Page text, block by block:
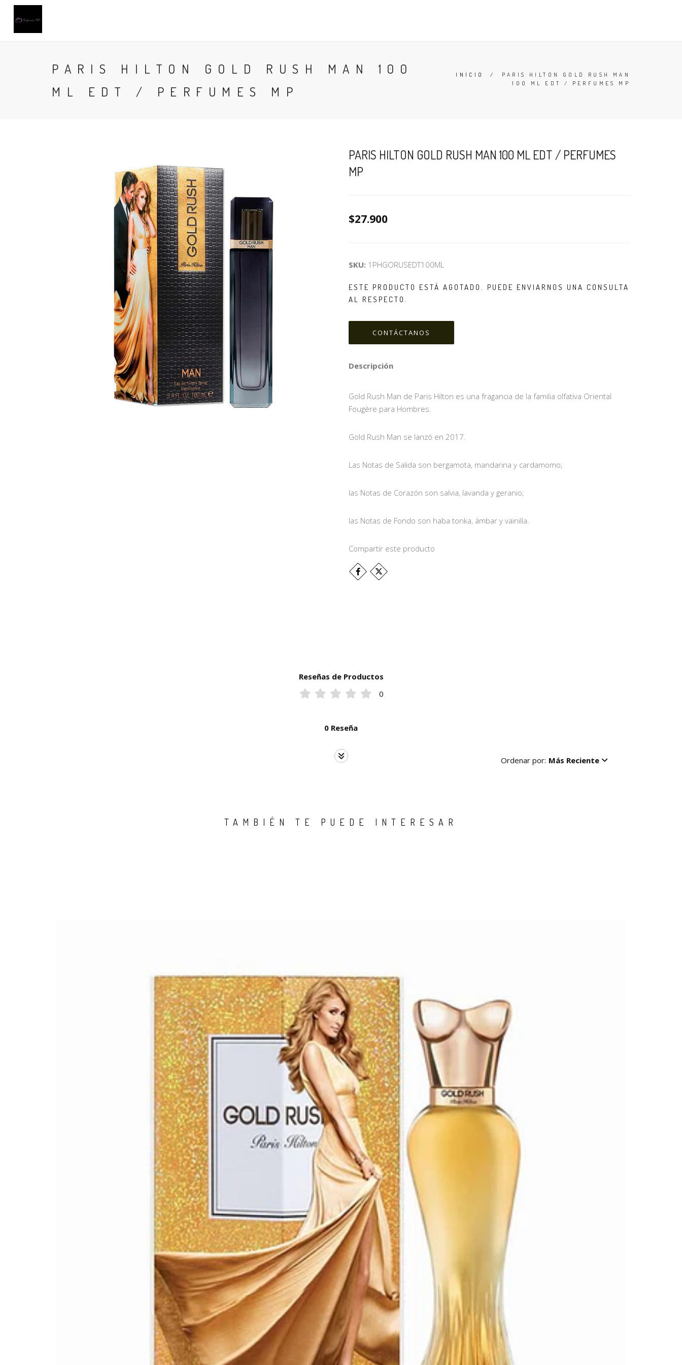
PARIS HILTON GOLD RUSH MAN 100
ML EDT / PERFUMES MP
INICIO /
PARIS HILTON GOLD RUSH MAN
100 ML EDT / PERFUMES MP
PARIS HILTON GOLD RUSH MAN 100 ML EDT / PERFUMES
MP
$27.900
SKU: 1PHGORUSEDT100ML
ESTE PRODUCTO ESTÁ AGOTADO. PUEDE ENVIARNOS UNA CONSULTA
AL RESPECTO.
CONTÁCTANOS
Descripción
Gold Rush Man de Paris Hilton es una fragancia de la familia olfativa Oriental
Fougère para Hombres.
Gold Rush Man se lanzó en 2017.
Las Notas de Salida son bergamota, mandarina y cardamomo;
las Notas de Corazón son salvia, lavanda y geranio;
las Notas de Fondo son haba tonka, ámbar y vainilla.
Compartir este producto
Reseñas de Productos
0
0 Reseña
Ordenar por: Más Reciente
TAMBIÉN TE PUEDE INTERESAR